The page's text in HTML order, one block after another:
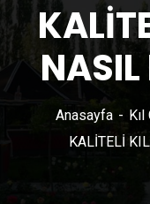
NASIL
Anasayfa
KALİTELİ